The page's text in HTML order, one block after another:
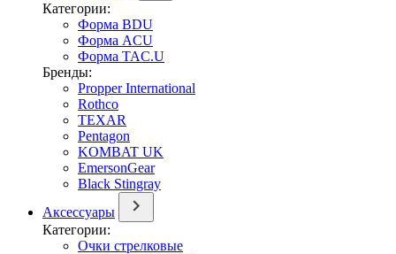
Категории:
Форма BDU
Форма ACU
Форма TAC.U
Бренды:
Propper International
Rothco
TEXAR
Pentagon
KOMBAT UK
EmersonGear
Black Stingray
Аксессуары
Категории:
Очки стрелковые